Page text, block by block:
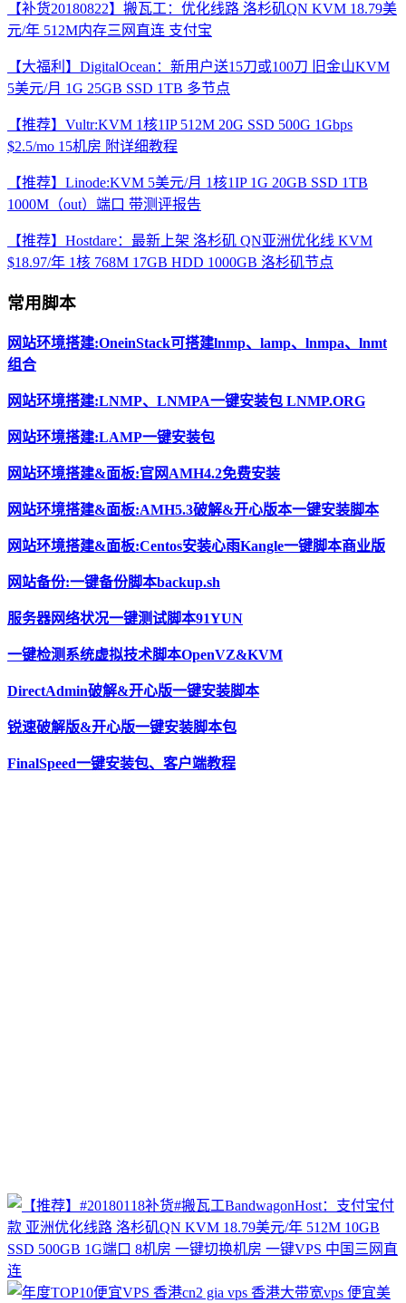
【补货20180822】搬瓦工：优化线路 洛杉矶QN KVM 18.79美
元/年 512M内存三网直连 支付宝
【大福利】DigitalOcean：新用户送15刀或100刀 旧金山KVM
5美元/月 1G 25GB SSD 1TB 多节点
【推荐】Vultr:KVM 1核1IP 512M 20G SSD 500G 1Gbps
$2.5/mo 15机房 附详细教程
【推荐】Linode:KVM 5美元/月 1核1IP 1G 20GB SSD 1TB
1000M（out）端口 带测评报告
【推荐】Hostdare：最新上架 洛杉矶 QN亚洲优化线 KVM
$18.97/年 1核 768M 17GB HDD 1000GB 洛杉矶节点
常用脚本
网站环境搭建:OneinStack可搭建lnmp、lamp、lnmpa、lnmt
组合
网站环境搭建:LNMP、LNMPA一键安装包 LNMP.ORG
网站环境搭建:LAMP一键安装包
网站环境搭建&面板:官网AMH4.2免费安装
网站环境搭建&面板:AMH5.3破解&开心版本一键安装脚本
网站环境搭建&面板:Centos安装心雨Kangle一键脚本商业版
网站备份:一键备份脚本backup.sh
服务器网络状况一键测试脚本91YUN
一键检测系统虚拟技术脚本OpenVZ&KVM
DirectAdmin破解&开心版一键安装脚本
锐速破解版&开心版一键安装脚本包
FinalSpeed一键安装包、客户端教程